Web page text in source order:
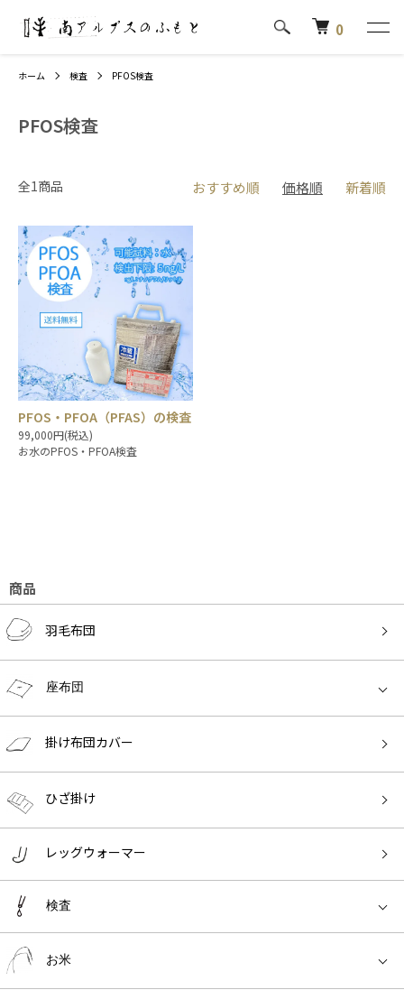
0
ホーム 検査 PFOS検査
PFOS検査
全1商品 おすすめ順 価格順 新着順
PFOS・PFOA（PFAS）の検査
99,000円(税込)
お水のPFOS・PFOA検査
商品
羽毛布団
座布団
掛け布団カバー
ひざ掛け
レッグウォーマー
検査
お米